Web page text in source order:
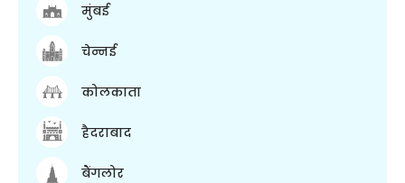
मुंबई
चेन्नई
कोलकाता
हैदराबाद
बैंगलोर